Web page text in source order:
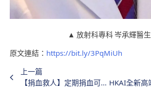
▲ 放射科專科 岑承輝醫生
原文連結： https://bit.ly/3PqMiUh
上一篇
【捐血救人】定期捐血可降患癌機率助人自助 醫生：一次捐血可救3人性命